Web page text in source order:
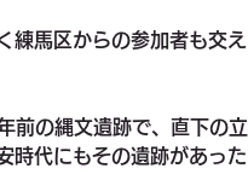
練馬区からの参加者も交え
前の縄文遺跡で、直下の立
時代にもその遺跡があった